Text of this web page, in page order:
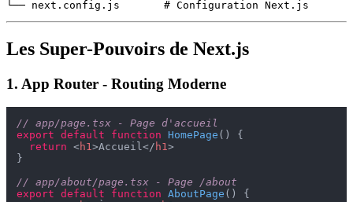
Les Super-Pouvoirs de Next.js
1. App Router - Routing Moderne
// app/page.tsx - Page d'accueil
export default function HomePage ( ) {
return <h1>Accueil</ h1>
}
// app/about/page.tsx - Page /about
export default function AboutPage ( ) {